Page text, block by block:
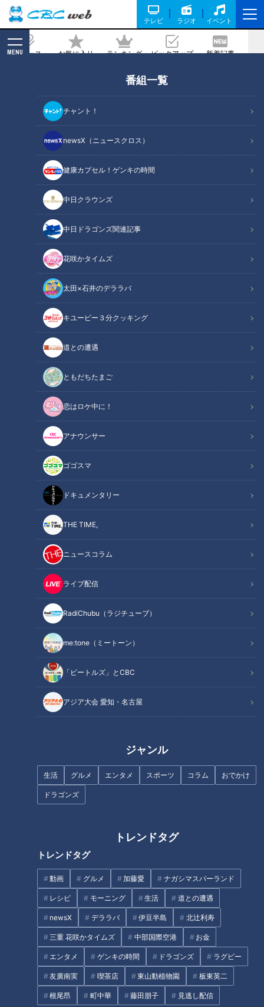
テレビ ラジオ イベント
ニュース お気に入り ランキング ピックアップ 新着記事
MENU
番組一覧
チャント！
newsX（ニュースクロス）
健康カプセル！ゲンキの時間
中日クラウンズ
中日ドラゴンズ関連記事
花咲かタイムズ
太田×石井のデララバ
キユーピー３分クッキング
道との遭遇
ともだちたまご
恋はロケ中に！
アナウンサー
ゴゴスマ
ドキュメンタリー
THE TIME,
ニュースコラム
ライブ配信
RadiChubu（ラジチューブ）
me:tone（ミートーン）
「ビートルズ」とCBC
アジア大会 愛知・名古屋
ジャンル
生活 グルメ エンタメ スポーツ コラム おでかけ
ドラゴンズ
トレンドタグ
トレンドタグ
動画 グルメ 加藤愛 ナガシマスパーランド
レシピ モーニング 生活 道との遭遇
newsX デララバ 伊豆半島 北辻利寿
三重 花咲かタイムズ 中部国際空港 お金
エンタメ ゲンキの時間 ドラゴンズ ラグビー
友廣南実 喫茶店 東山動植物園 板東英二
根尾昂 町中華 藤田朋子 見逃し配信
実力でつかんだ一軍デビューと仁村徹二
軍監督の信念
2021/09/07 13:52
CBCテレビ野球中継「燃えよドラゴンズ」より土田龍空選手(C)CBCテレビ
中日ドラゴンズ
アナウンサーコラム
♪遠い夜空にこだまする、龍の叫びを耳にして♪
まさに「燃えよドラゴンズ」の歌詞のごとく、土田「龍空」選
手が、高卒ルーキー18歳にして一軍デビューを果たした。
2021年9月3日金曜、一軍初登録直前の練習では、ショートの
位置で荒木コーチのノックを受け、セカンドベース上で待つ堂
上先輩へ素早い送球を見せた彼は、ルーキー初日らしからぬ落
ち着きぶりを見せた。翌日の4日土曜ベイスターズ戦、守備か
ら途中出場を命じられると一目散に二塁へ。その直後、二塁審
判に帽子をとって律儀に深々と挨拶。守備機会こそなかったも
ののベースカバーなどを俊敏に行った。
そして迎えた日曜の三戦目、遂に代打の機会が訪れる。プロ初
対戦の相手は今永投手。初球の低めを見極め、二球目を鋭いス
イング、外角低めの145キロ速球を捉えかけるも痛烈なセカン
ドライナー。ヒットにこそならなかったものの、ベンチの田島
投手ら先輩皆から拍手で迎えられた。
選手としての印象
選手としての印象
CBCテレビ野球中継「燃えよドラゴンズ」より土田龍空選手(C)CBCテレビ
半年前、沖縄読谷キャンプでの私のファーストインパクトを、